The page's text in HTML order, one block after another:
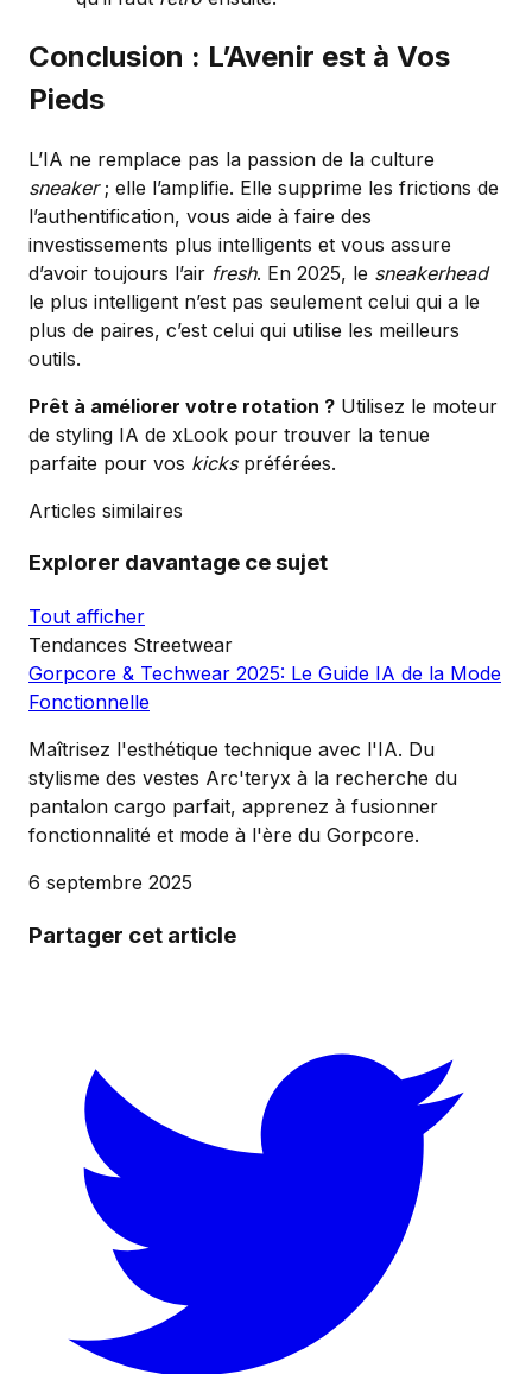
Conclusion : L’Avenir est à Vos
Pieds
L’IA ne remplace pas la passion de la culture
sneaker; elle l’amplifie. Elle supprime les frictions de
l’authentification, vous aide à faire des
investissements plus intelligents et vous assure
d’avoir toujours l’air fresh. En 2025, le sneakerhead
le plus intelligent n’est pas seulement celui qui a le
plus de paires, c’est celui qui utilise les meilleurs
outils.
Prêt à améliorer votre rotation ? Utilisez le moteur
de styling IA de xLook pour trouver la tenue
parfaite pour vos kickspréférées.
Articles similaires
Explorer davantage ce sujet
Tout afficher
Tendances Streetwear
Gorpcore & Techwear 2025: Le Guide IA de la Mode
Fonctionnelle
Maîtrisez l'esthétique technique avec l'IA. Du
stylisme des vestes Arc'teryx à la recherche du
pantalon cargo parfait, apprenez à fusionner
fonctionnalité et mode à l'ère du Gorpcore.
6 septembre 2025
Partager cet article